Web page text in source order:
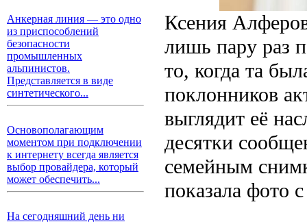
Анкерная линия — это одно
из приспособлений
безопасности
промышленных
альпинистов.
Представляется в виде
синтетического...
Основополагающим
моментом при подключении
к интернету всегда является
выбор провайдера, который
может обеспечить...
На сегодняшний день ни
Ксения
лишь пару раз
то, когда та
поклонников
выглядит её
десятки
семейным
показала фото